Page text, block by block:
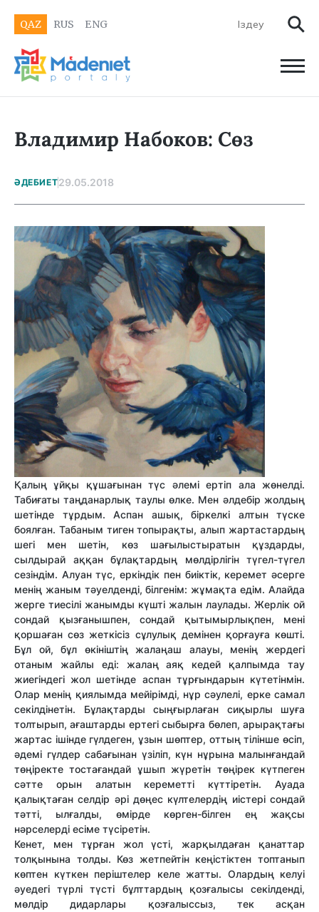
QAZ RUS ENG
Владимир Набоков: Сөз
ӘДЕБИЕТ29.05.2018
Қалың ұйқы құшағынан түс әлемі ертіп ала жөнелді.
Табиғаты таңданарлық таулы өлке. Мен әлдебір жолдың
шетінде тұрдым. Аспан ашық, біркелкі алтын түске
боялған. Табаным тиген топырақты, алып жартастардың
шегі мен шетін, көз шағылыстыратын құздарды,
сылдырай аққан бұлақтардың мөлдірлігін түгел-түгел
сезіндім. Алуан түс, еркіндік пен биіктік, керемет әсерге
менің жаным тәуелденді, білгенім: жұмақта едім. Алайда
жерге тиесілі жанымды күшті жалын лаулады. Жерлік ой
сондай қызғанышпен, сондай қытымырлықпен, мені
қоршаған сөз жеткісіз сұлулық демінен қорғауға көшті.
Бұл ой, бұл өкініштің жалаңаш алауы, менің жердегі
отаным жайлы еді: жалаң аяқ кедей қалпымда тау
жиегіндегі жол шетінде аспан тұрғындарын күтетінмін.
Олар менің қиялымда мейірімді, нұр сәулелі, ерке самал
секілдінетін. Бұлақтарды сыңғырлаған сиқырлы шуға
толтырып, ағаштарды ертегі сыбырға бөлеп, арырақтағы
жартас ішінде гүлдеген, ұзын шөптер, оттың тілінше өсіп,
әдемі гүлдер сабағынан үзіліп, күн нұрына малынғандай
төңіректе тостағандай ұшып жүретін төңірек күтпеген
сәтте орын алатын кереметті күттіретін. Ауада
қалықтаған селдір әрі дөңес күлтелердің иістері сондай
тәтті, ылғалды, өмірде көрген-білген ең жақсы
нәрселерді есіме түсіретін.
Кенет, мен тұрған жол үсті, жарқылдаған қанаттар
толқынына толды. Көз жетпейтін кеңістіктен топтанып
көптен күткен періштелер келе жатты. Олардың келуі
әуедегі түрлі түсті бұлттардың қозғалысы секілденді,
мөлдір дидарлары қозғалыссыз, тек асқан